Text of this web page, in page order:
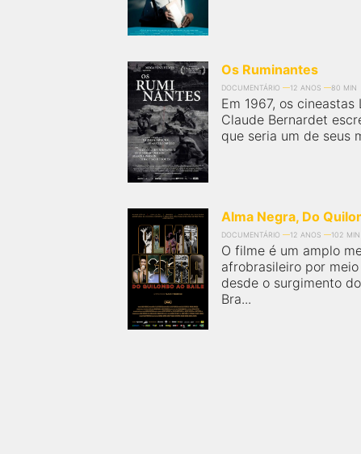
Os Ruminantes
DOCUMENTÁRIO 12 ANOS 80 MIN
Em 1967, os
Claude Bernardet
que seria um de seus
Alma Negra, Do
DOCUMENTÁRIO 12 ANOS 102 MIN
O filme é um amplo
afrobrasileiro por
desde o surgimento
Bra...